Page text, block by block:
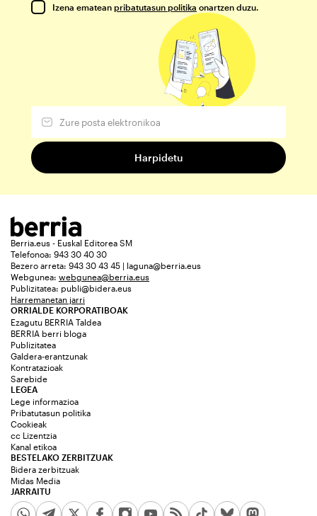
Izena ematean pribatutasun politika onartzen duzu.
Berria.eus - Euskal Editorea SM
Telefonoa: 943 30 40 30
Bezero arreta: 943 30 43 45 | laguna@berria.eus
Webgunea: webgunea@berria.eus
Publizitatea: publi@bidera.eus
Harremanetan jarri
ORRIALDE KORPORATIBOAK
Ezagutu BERRIA Taldea
BERRIA berri bloga
Publizitatea
Galdera-erantzunak
Kontratazioak
Sarebide
JARRAITU
LEGEA
Lege informazioa
Pribatutasun politika
Cookieak
cc Lizentzia
Kanal etikoa
BESTELAKO ZERBITZUAK
Bidera zerbitzuak
Midas Media